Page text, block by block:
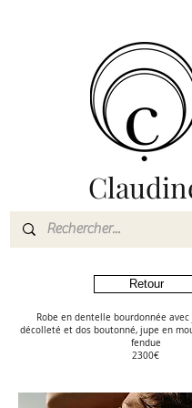
Retour
Robe en dentelle bourdonnée
décolleté et dos boutonné, jupe en
fendue
2300€